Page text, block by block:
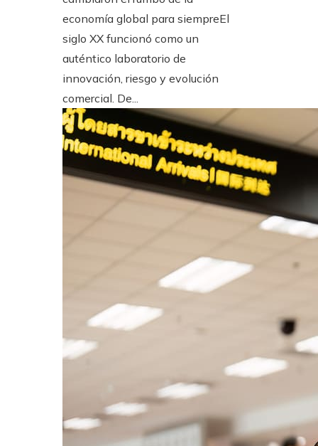
economía global para siempreEl
siglo XX funcionó como un
auténtico laboratorio de
innovación, riesgo y evolución
comercial. De...